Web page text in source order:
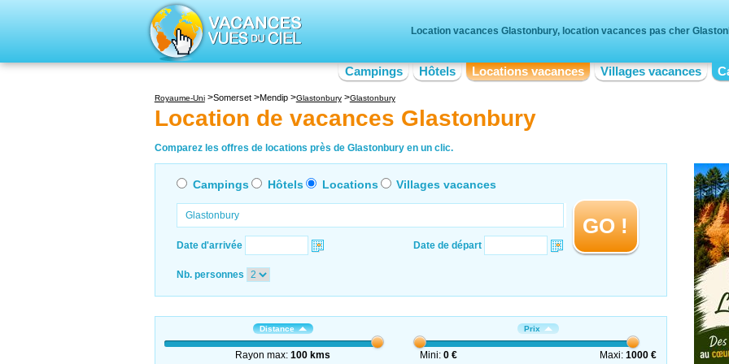
Location vacances Glastonbury, location vacances pas cher
Campings Hôtels Locations vacances Villages vacances
Royaume-Uni Somerset Mendip Glastonbury Glastonbury
Location de vacances Glastonbury
Comparez les offres de locations près de Glastonbury en un clic.
Campings Hôtels Locations Villages vacances
Date d'arrivée Date de départ
GO !
Nb. personnes
Distance
Rayon max:100 kms
Prix
Mini: 0 € Maxi:1000 €